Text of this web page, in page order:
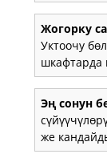
Жогорку
Уктоочу
шкафтарда
Эң сонун
же